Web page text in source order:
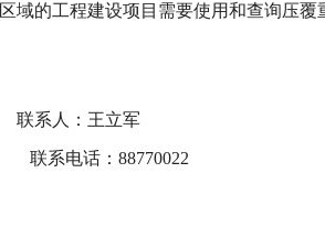
区域的工程建设项目需要使用和查询压
联系人：王立军
联系电话： 88770022